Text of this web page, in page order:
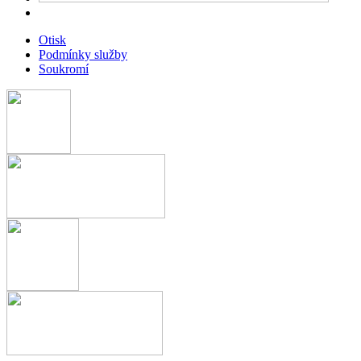
Otisk
Podmínky služby
Soukromí